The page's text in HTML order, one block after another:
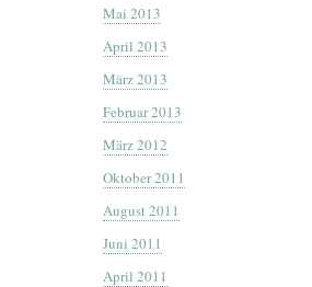
Mai 2013
April 2013
März 2013
Februar 2013
März 2012
Oktober 2011
August 2011
Juni 2011
April 2011